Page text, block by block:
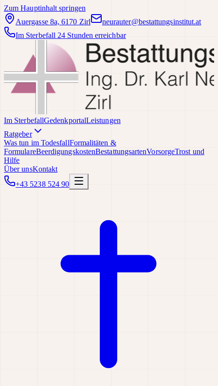
Zum Hauptinhalt springen
Auergasse 8a, 6170 Zirl
neurauter@bestattungsinstitut.at
Im Sterbefall 24 Stunden erreichbar
Im SterbefallGedenkportalLeistungen
Ratgeber
Was tun im TodesfallFormalitäten &
FormulareBeerdigungskostenBestattungsartenVorsorgeTrost und
Hilfe
Über unsKontakt
+43 5238 524 90